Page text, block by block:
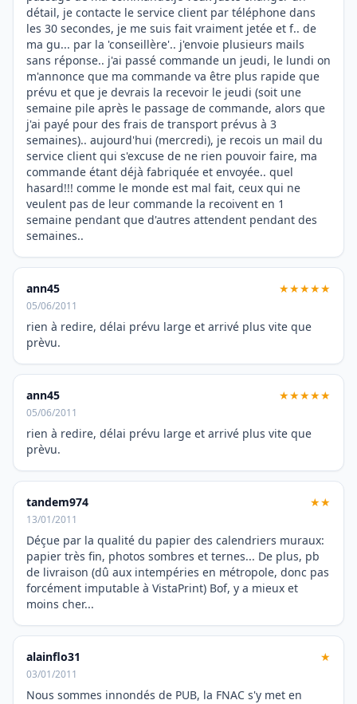
détail, je contacte le service client par téléphone dans
les 30 secondes, je me suis fait vraiment jetée et f.. de
ma gu... par la 'conseillère'.. j'envoie plusieurs mails
sans réponse.. j'ai passé commande un jeudi, le lundi on
m'annonce que ma commande va être plus rapide que
prévu et que je devrais la recevoir le jeudi (soit une
semaine pile après le passage de commande, alors que
j'ai payé pour des frais de transport prévus à 3
semaines).. aujourd'hui (mercredi), je recois un mail du
service client qui s'excuse de ne rien pouvoir faire, ma
commande étant déjà fabriquée et envoyée.. quel
hasard!!! comme le monde est mal fait, ceux qui ne
veulent pas de leur commande la recoivent en 1
semaine pendant que d'autres attendent pendant des
semaines..
ann45 ★★★★★
05/06/2011
rien à redire, délai prévu large et arrivé plus vite que
prèvu.
ann45 ★★★★★
05/06/2011
rien à redire, délai prévu large et arrivé plus vite que
prèvu.
tandem974 ★★
13/01/2011
Déçue par la qualité du papier des calendriers muraux:
papier très fin, photos sombres et ternes... De plus, pb
de livraison (dû aux intempéries en métropole, donc pas
forcément imputable à VistaPrint) Bof, y a mieux et
moins cher...
alainflo31 ★
03/01/2011
Nous sommes innondés de PUB, la FNAC s'y met en